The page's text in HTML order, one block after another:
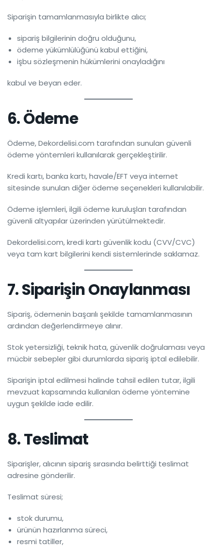
Siparişin tamamlanmasıyla birlikte alıcı;
sipariş bilgilerinin doğru olduğunu,
ödeme yükümlülüğünü kabul ettiğini,
işbu sözleşmenin hükümlerini onayladığını
kabul ve beyan eder.
6. Ödeme
Ödeme, Dekordelisi.com tarafından sunulan güvenli
ödeme yöntemleri kullanılarak gerçekleştirilir.
Kredi kartı, banka kartı, havale/EFT veya internet
sitesinde sunulan diğer ödeme seçenekleri kullanılabilir.
Ödeme işlemleri, ilgili ödeme kuruluşları tarafından
güvenli altyapılar üzerinden yürütülmektedir.
Dekordelisi.com, kredi kartı güvenlik kodu (CVV/CVC)
veya tam kart bilgilerini kendi sistemlerinde saklamaz.
7. Siparişin Onaylanması
Sipariş, ödemenin başarılı şekilde tamamlanmasının
ardından değerlendirmeye alınır.
Stok yetersizliği, teknik hata, güvenlik doğrulaması veya
mücbir sebepler gibi durumlarda sipariş iptal edilebilir.
Siparişin iptal edilmesi halinde tahsil edilen tutar, ilgili
mevzuat kapsamında kullanılan ödeme yöntemine
uygun şekilde iade edilir.
8. Teslimat
Siparişler, alıcının sipariş sırasında belirttiği teslimat
adresine gönderilir.
Teslimat süresi;
stok durumu,
ürünün hazırlanma süreci,
resmi tatiller,